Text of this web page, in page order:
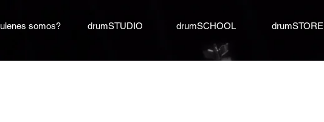
somos? drumSTUDIO drumSCHOOL drumSTORE